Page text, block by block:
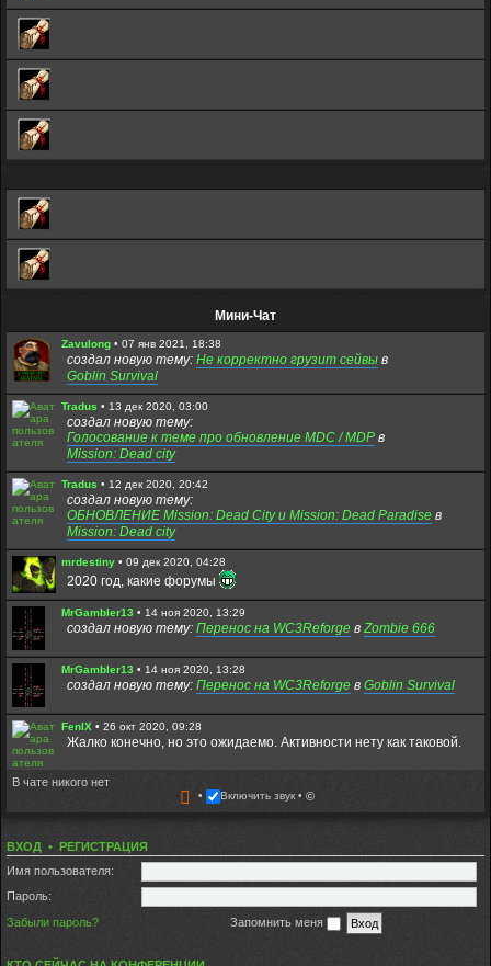
Мини-Чат
Zavulong • 07 янв 2021, 18:38
создал новую тему: Не корректно грузит сейвы в
Goblin Survival
Tradus • 13 дек 2020, 03:00
создал новую тему:
Голосование к теме про обновление MDC / MDP в
Mission: Dead city
Tradus • 12 дек 2020, 20:42
создал новую тему:
ОБНОВЛЕНИЕ Mission: Dead City и Mission: Dead Paradise в
Mission: Dead city
mrdestiny • 09 дек 2020, 04:28
2020 год, какие форумы
MrGambler13 • 14 ноя 2020, 13:29
создал новую тему: Перенос на WC3Reforge в Zombie 666
MrGambler13 • 14 ноя 2020, 13:28
создал новую тему: Перенос на WC3Reforge в Goblin Survival
FenIX • 26 окт 2020, 09:28
Жалко конечно, но это ожидаемо. Активности нету как таковой.
Diazz0229 24 окт 2020, 16:31
Форум скоро закроется. Заходите в дискорд:
Fuzure• 28 авг 2020, 21:02
Всем игрокам которые до сих пор живы,привет. Надеюсь кто-то
помнит меня - Fuzure. Всегда играл на медике и ходил в мдп со
Tradus•
Вы пробовали ники содержащие только латинциу? без
В чате никого нет
Включить звук ©
ВХОД • РЕГИСТРАЦИЯ
Имя пользователя:
Пароль:
Забыли пароль?
Запомнить меня